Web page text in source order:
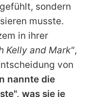
sondern
musste.
in ihrer
Kelly and Mark",
von
nannte die
was sie je